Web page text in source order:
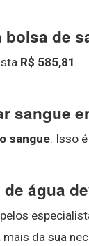
de
R$ 585,81 .
sangue
sangue. Isso
água
da sua